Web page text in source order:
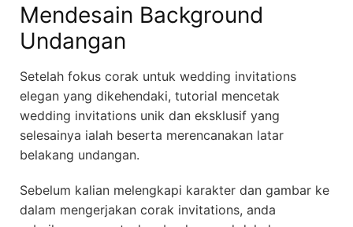
Mendesain Background
Undangan
Setelah fokus corak untuk wedding invitations
elegan yang dikehendaki, tutorial mencetak
wedding invitations unik dan eksklusif yang
selesainya ialah beserta merencanakan latar
belakang undangan.
Sebelum kalian melengkapi karakter dan gambar ke
dalam mengerjakan corak invitations, anda